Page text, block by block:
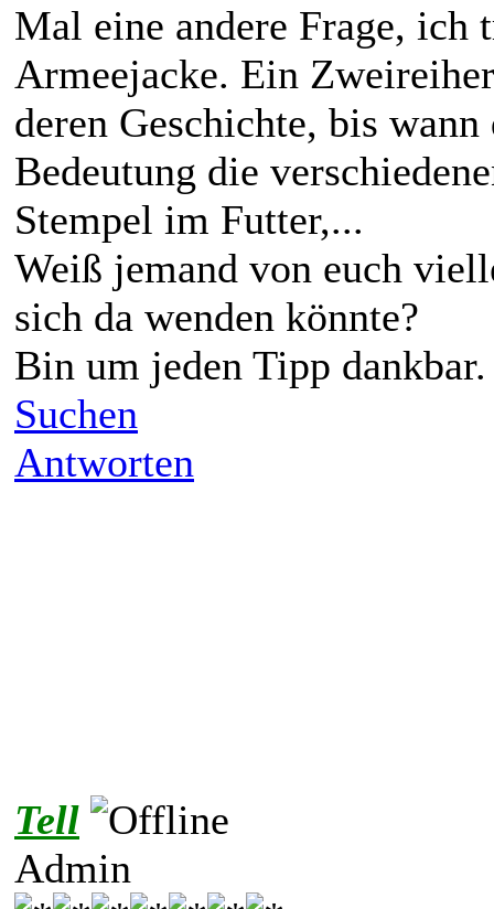
Mal eine andere Frage, ich
Armeejacke. Ein
deren Geschichte, bis
Bedeutung die
Stempel im Futter,...
Weiß jemand von euch
sich da wenden könnte?
Bin um jeden Tipp dankbar.
Suchen
Antworten
Tell
Admin